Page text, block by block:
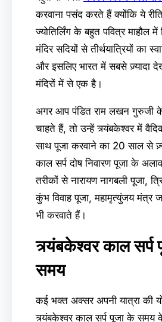
करवाना पसंद करते हैं क्योंकि ये
ज्योतिर्लिंग के बहुत पवित्र माहौल
मंदिर सदियों से तीर्थयात्रियों का
और इसलिए भारत में सबसे ज़्यादा
मंदिरों में से एक है।
अगर आप पंडित राम लखन गुरुजी के
चाहते हैं, तो उन्हें त्र्यंबकेश्वर में
साथ पूजा करवाने का 20 साल से
काल सर्प दोष निवारण पूजा के
तरीकों से नारायण नागबली पूजा,
कुंभ विवाह पूजा, महामृत्युंजय मंत्र
भी करवाते हैं।
त्र्यंबकेश्वर काल सर्प
समय
कई भक्त अक्सर अपनी यात्रा की
त्र्यंबकेश्वर काल सर्प पूजा के समय